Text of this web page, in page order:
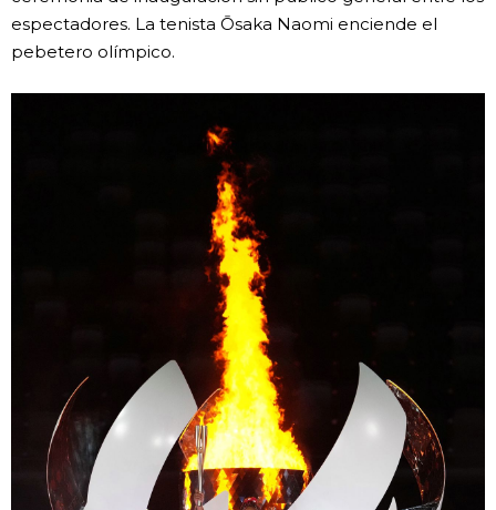
espectadores. La tenista Ōsaka Naomi enciende el
pebetero olímpico.